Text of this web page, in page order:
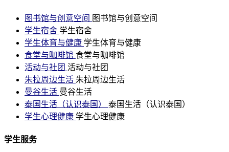
图书馆与创意空间 图书馆与创意空间
学生宿舍 学生宿舍
学生体育与健康 学生体育与健康
食堂与咖啡馆 食堂与咖啡馆
活动与社团 活动与社团
朱拉周边生活 朱拉周边生活
曼谷生活 曼谷生活
泰国生活（认识泰国） 泰国生活（认识泰国）
学生心理健康 学生心理健康
学生服务